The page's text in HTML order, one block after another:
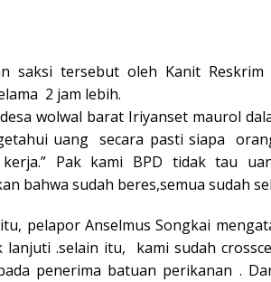
saksi tersebut oleh Kanit
2 jam lebih.
wolwal barat Iriyanset maurol
uang secara pasti siapa
Pak kami BPD tidak tau
bahwa sudah beres,semua sudah
pelapor Anselmus Songkai
lanjuti .selain itu, kami sudah
penerima batuan perikanan .